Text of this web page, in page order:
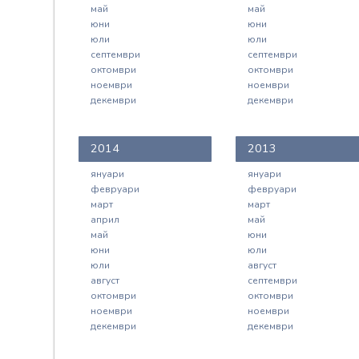
май
юни
юли
септември
октомври
ноември
декември
май
юни
юли
септември
октомври
ноември
декември
2014
януари
февруари
март
април
май
юни
юли
август
октомври
ноември
декември
2013
януари
февруари
март
май
юни
юли
август
септември
октомври
ноември
декември